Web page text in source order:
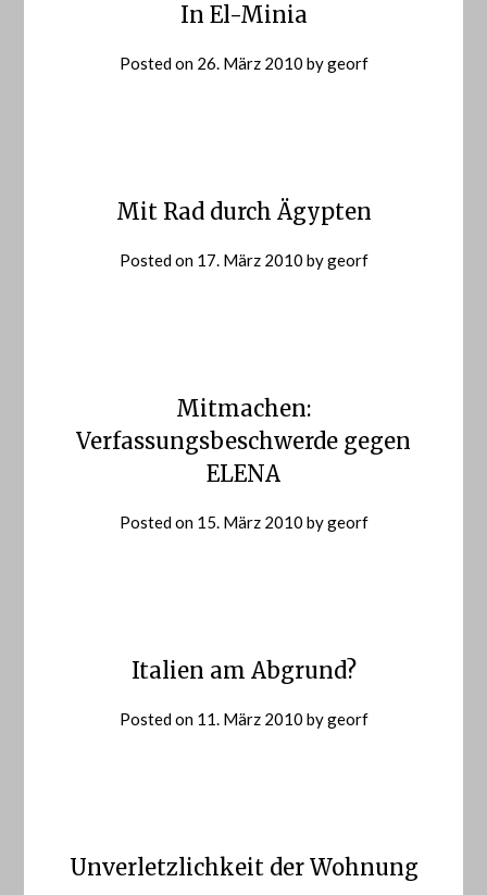
In El-Minia
Posted on 26. März 2010 bygeorf
Mit Rad durch Ägypten
Posted on 17. März 2010 bygeorf
Mitmachen:
Verfassungsbeschwerde gegen
ELENA
Posted on 15. März 2010 bygeorf
Italien am Abgrund?
Posted on 11. März 2010 bygeorf
Unverletzlichkeit der Wohnung